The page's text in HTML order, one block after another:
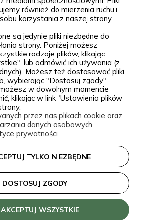
dostępną w naszej
znajdziesz zarówno
gatunki, jak i ciekawsze,
krzewy ozdobne, drzewa, byliny
ogrodu. Każda roślina jest przez
nawożona, przycinana i
tak, aby mogła trafić do Twojego
kondycji. W Zielonej Parze
wszystkim na jakość sadzonek.
ukorzeniona, zdrowa roślina to
ogrodu, dlatego nie traktujemy
zwykłej wysyłki produktu.
starannie prowadzone i
transportem, dzięki czemu
za wygląd, kondycję oraz dobre
Pozytywne opinie o
Brudzice
© 2026
with
by
również do mierzenia ruchu i
korzystania z naszej strony
są jedynie pliki niezbędne do
strony. Poniżej możesz
rodzaje plików, klikając
lub odmówić ich używania (z
Możesz też dostosować pliki
wybierając "Dostosuj zgody".
w dowolnym momencie
klikając w link "Ustawienia plików
przez nas plikach cookie oraz
danych osobowych
prywatności.
TYLKO NIEZBĘDNE
DOSTOSUJ ZGODY
WSZYSTKIE